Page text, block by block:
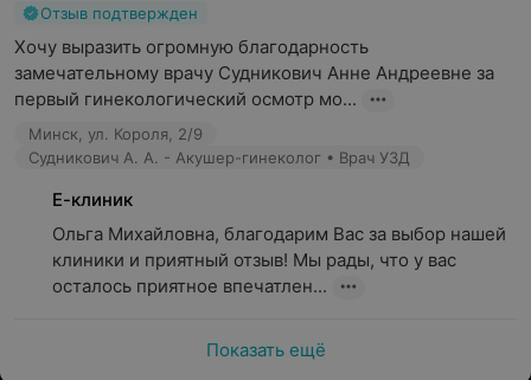
Отзыв подтвержден
Хочу выразить огромную благодарность
замечательному врачу Судникович Анне Андреевне за
первый гинекологический осмотр мо...
Минск, ул. Короля, 2/9
Судникович А. А. - Акушер-гинеколог • Врач УЗД
Е-клиник
Ольга Михайловна, благодарим Вас за выбор нашей
клиники и приятный отзыв! Мы рады, что у вас
осталось приятное впечатлен...
Показать ещё